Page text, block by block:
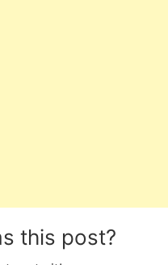
this post?